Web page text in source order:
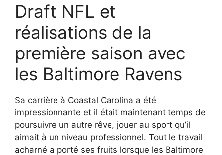
Draft NFL et
réalisations de la
première saison avec
les Baltimore Ravens
Sa carrière à Coastal Carolina a été
impressionnante et il était maintenant temps de
poursuivre un autre rêve, jouer au sport qu’il
aimait à un niveau professionnel. Tout le travail
acharné a porté ses fruits lorsque les Baltimore